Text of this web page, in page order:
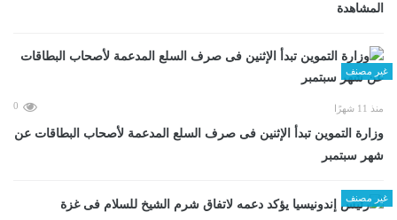
المشاهدة
غير مصنف
منذ 11 شهرًا 0
وزارة التموين تبدأ الإثنين فى صرف السلع المدعمة لأصحاب البطاقات عن
شهر سبتمبر
غير مصنف